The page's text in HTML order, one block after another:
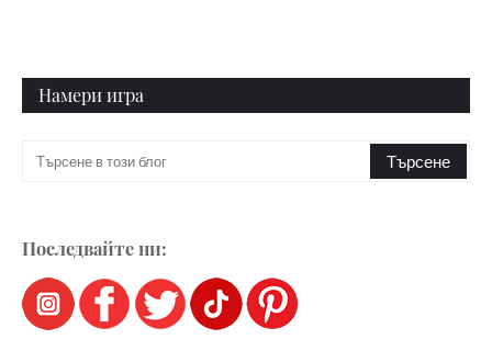
Намери игра
Последвайте ни: